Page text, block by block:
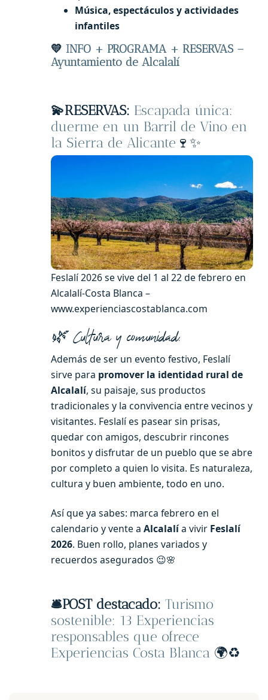
Música, espectáculos y actividades
infantiles
💛 INFO + PROGRAMA + RESERVAS –
Ayuntamiento de Alcalalí
💫RESERVAS: Escapada única:
duerme en un Barril de Vino en
la Sierra de Alicante 🍷✨
Feslalí 2026 se vive del 1 al 22 de febrero en
Alcalalí-Costa Blanca –
www.experienciascostablanca.com
🌿 Cultura y comunidad:
Además de ser un evento festivo, Feslalí
sirve para promover la identidad rural de
Alcalalí, su paisaje, sus productos
tradicionales y la convivencia entre vecinos y
visitantes. Feslalí es pasear sin prisas,
quedar con amigos, descubrir rincones
bonitos y disfrutar de un pueblo que se abre
por completo a quien lo visita. Es naturaleza,
cultura y buen ambiente, todo en uno.
Así que ya sabes: marca febrero en el
calendario y vente a Alcalalía vivir Feslalí
2026. Buen rollo, planes variados y
recuerdos asegurados 😉🌸
🛎️POST destacado: Turismo
sostenible: 13 Experiencias
responsables que ofrece
Experiencias Costa Blanca 🌍♻️